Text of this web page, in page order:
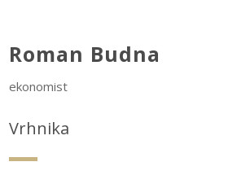
Roman Budna
ekonomist
Vrhnika